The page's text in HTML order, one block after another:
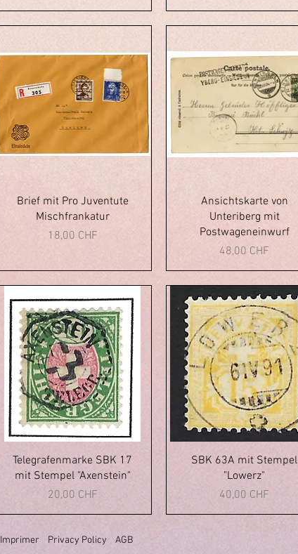
Aperçu rapide
Brief mit Pro Juventute
Mischfrankatur
Prix
18,00 CHF
Aperçu rapide
Ansichtskarte von
Unteriberg mit
Postwageneinwurf
Prix
48,00 CHF
Aperçu rapide
Telegrafenmarke SBK 17
mit Stempel "Axenstein"
Prix
20,00 CHF
Aperçu rapide
SBK 63A mit Stempel
"Lowerz"
Prix
40,00 CHF
Imprimer Privacy Policy AGB